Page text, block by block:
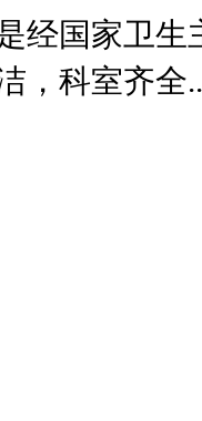
经国家卫
，科室齐全